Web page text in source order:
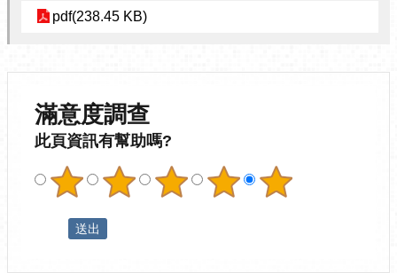
pdf(238.45 KB)
滿意度調查
此頁資訊有幫助嗎?